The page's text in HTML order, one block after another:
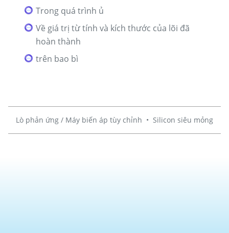
Trong quá trình ủ
Về giá trị từ tính và kích thước của lõi đã
hoàn thành
trên bao bì
Lò phản ứng / Máy biến áp tùy chỉnh • Silicon siêu mỏng